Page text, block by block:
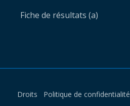
Fiche de résultats (a)
Droits Politique de confidentialité